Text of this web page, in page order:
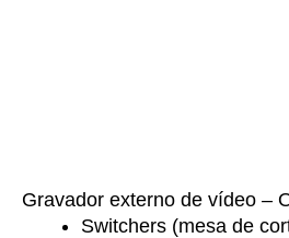
Gravador externo de vídeo –
Switchers (mesa de